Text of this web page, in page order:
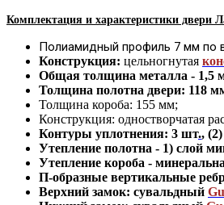
Комплектация и характеристики двери
Полиамидный профиль 7 мм по
Конструкция: цельногнутая
Общая толщина металла - 1,5
Толщина полотна двери: 118
Толщина короба: 155 мм;
Конструкция: одностворчатая
Контуры уплотнения: 3 шт.,
Утепление полотна - 1) слой
Утепление короба -
П-образные вертикальные
Верхний замок: сувальдный